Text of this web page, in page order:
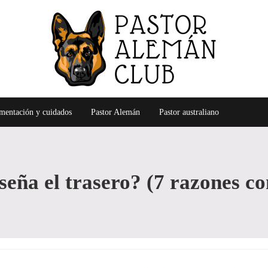
Pastor Alemán Club
y cuidados Pastor Alemán Pastor australiano
el trasero? (7 razones